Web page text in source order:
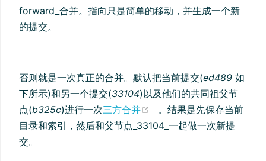
forward_合并。指向只是简单的移动，并生成一个新
的提交。
否则就是一次真正的合并。默认把当前提交(ed489 如
下所示)和另一个提交(33104)以及他们的共同祖父节
点(b325c)进行一次三方合并 (opens new window)
。结果是先保存当前
目录和索引，然后和父节点_33104_一起做一次新提
交。